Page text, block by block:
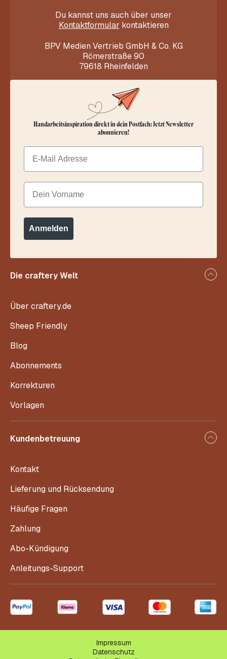
Du kannst uns auch über unser
Kontaktformular kontaktieren
BPV Medien Vertrieb GmbH & Co. KG
Römerstraße 90
79618 Rheinfelden
Die craftery Welt
Über craftery.de
Sheep Friendly
Blog
Abonnements
Korrekturen
Vorlagen
Kundenbetreuung
Kontakt
Lieferung und Rücksendung
Häufige Fragen
Zahlung
Abo-Kündigung
Anleitungs-Support
Handarbeitsinspiration direkt in dein Postfach: Jetzt Newsletter
abonnieren!
Email
Dein Vorname
Anmelden
Impressum
Datenschutz